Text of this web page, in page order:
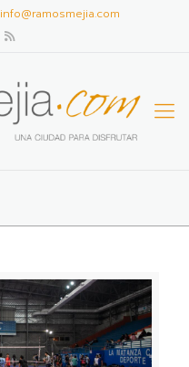
info@ramosmejia.com